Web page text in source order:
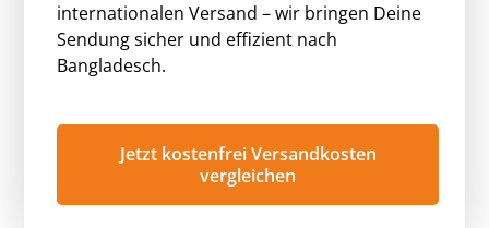
internationalen Versand – wir bringen Deine
Sendung sicher und effizient nach
Bangladesch.
Jetzt kostenfrei Versandkosten
vergleichen